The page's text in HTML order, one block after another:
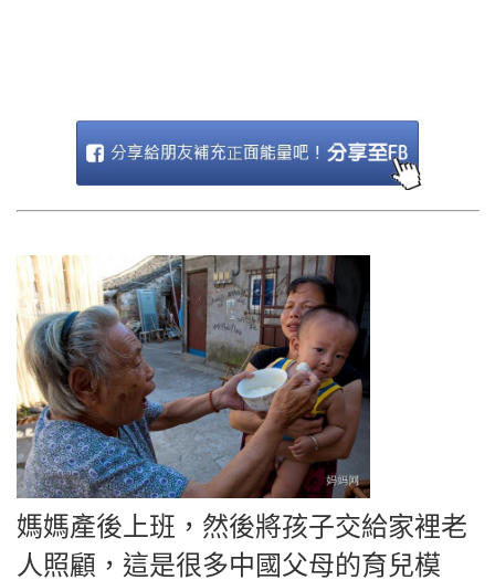
媽媽產後上班，然後將孩子交給家裡老
人照顧，這是很多中國父母的育兒模